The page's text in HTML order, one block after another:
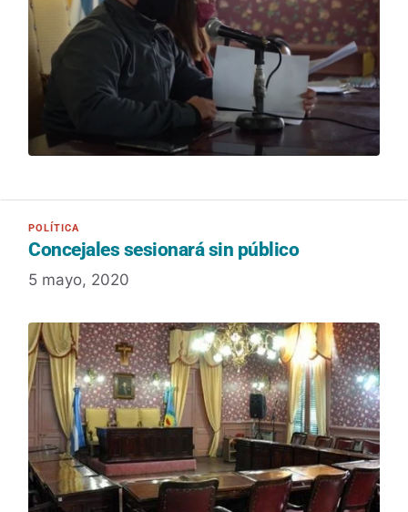
Concejales sesionará sin público
5 mayo, 2020